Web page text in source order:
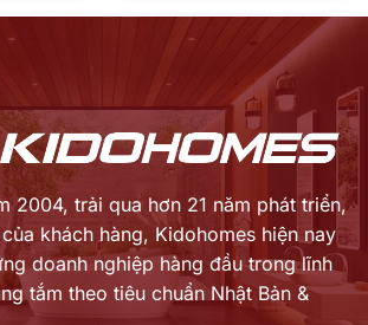
65.002.000 ₫.
48.750.000 ₫.
2004, trải qua hơn 21 năm phát triển,
khách hàng, Kidohomes hiện nay
doanh nghiệp hàng đầu trong lĩnh
tắm theo tiêu chuẩn Nhật Bản &